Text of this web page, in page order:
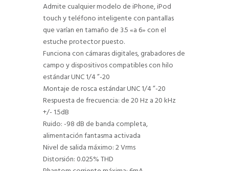
Admite cualquier modelo de iPhone, iPod
touch y teléfono inteligente con pantallas
que varían en tamaño de 3.5 «a 6» con el
estuche protector puesto.
Funciona con cámaras digitales, grabadores de
campo y dispositivos compatibles con hilo
estándar UNC 1/4 ”-20
Montaje de rosca estándar UNC 1/4 ”-20
Respuesta de frecuencia: de 20 Hz a 20 kHz
+/- 1.5dB
Ruido: -98 dB de banda completa,
alimentación fantasma activada
Nivel de salida máximo: 2 Vrms
Distorsión: 0.025% THD